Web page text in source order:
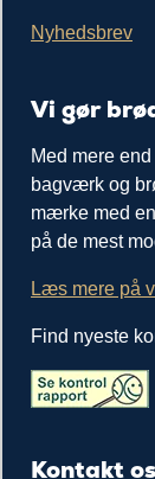
Nyhedsbrev
Vi gør
Med mere
bagværk og
mærke med
på de mest
Læs mere på
Find nyeste
Kontakt os